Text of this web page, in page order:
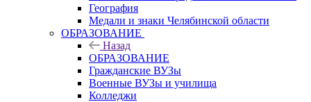
География
Медали и знаки Челябинской области
ОБРАЗОВАНИЕ
Назад
ОБРАЗОВАНИЕ
Гражданские ВУЗы
Военные ВУЗы и училища
Колледжи